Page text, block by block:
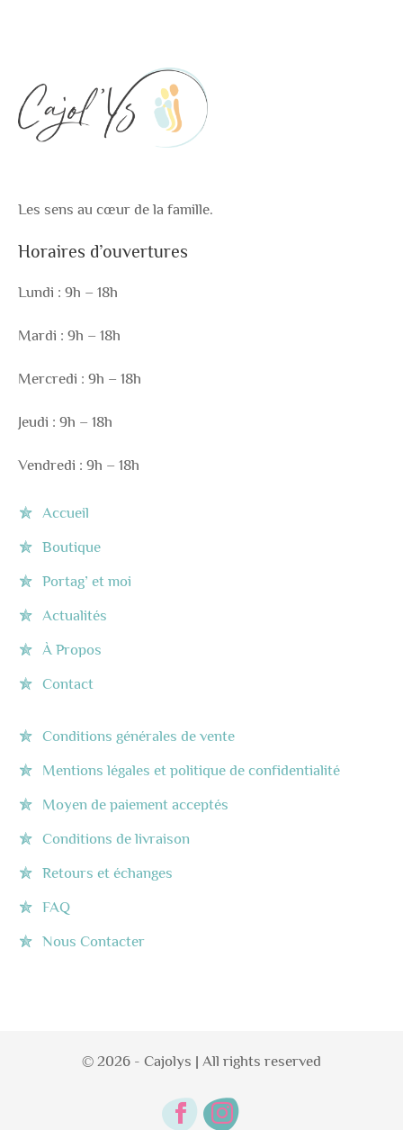
Les sens au cœur de la famille.
Horaires d’ouvertures
Lundi : 9h – 18h
Mardi : 9h – 18h
Mercredi : 9h – 18h
Jeudi : 9h – 18h
Vendredi : 9h – 18h
Accueil
Boutique
Portag’ et moi
Actualités
À Propos
Contact
Conditions générales de vente
Mentions légales et politique de confidentialité
Moyen de paiement acceptés
Conditions de livraison
Retours et échanges
FAQ
Nous Contacter
© 2026 - Cajolys | All rights reserved